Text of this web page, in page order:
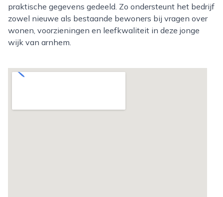
praktische gegevens gedeeld. Zo ondersteunt het bedrijf
zowel nieuwe als bestaande bewoners bij vragen over
wonen, voorzieningen en leefkwaliteit in deze jonge
wijk van arnhem.